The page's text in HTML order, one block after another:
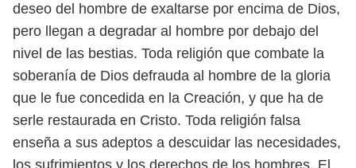
deseo del hombre de exaltarse por encima de Dios,
pero
llegan a degradar al hombre por debajo del
nivel de las bestias. Toda religión que combate la
soberanía de Dios defrauda al hombre de la gloria
que le fue concedida en la Creación, y que ha de
serle restaurada en Cristo. Toda religión falsa
enseña a sus adeptos a descuidar las necesidades,
los sufrimientos y los derechos de los hombres. El